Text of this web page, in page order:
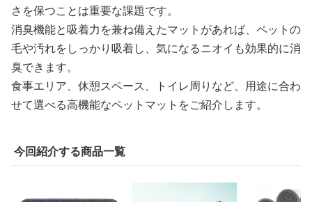
さを保つことは重要な課題です。
消臭機能と吸着力を兼ね備えたマットがあれば、ペットの
毛や汚れをしっかり吸着し、気になるニオイも効果的に消
臭できます。
食事エリア、休憩スペース、トイレ周りなど、用途に合わ
せて選べる高機能なペットマットをご紹介します。
今回紹介する商品一覧